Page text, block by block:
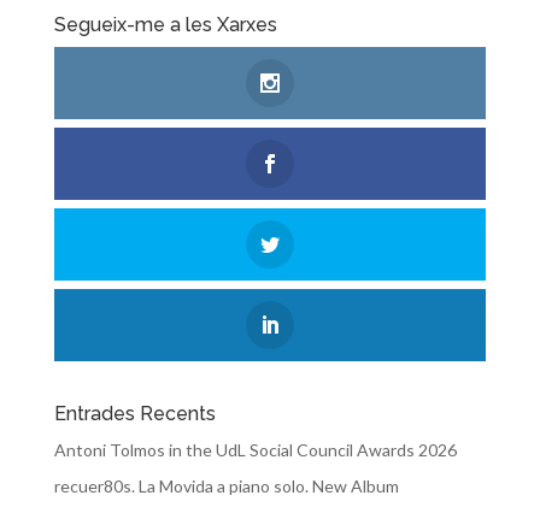
Segueix-me a les Xarxes
Entrades Recents
Antoni Tolmos in the UdL Social Council Awards 2026
recuer80s. La Movida a piano solo. New Album